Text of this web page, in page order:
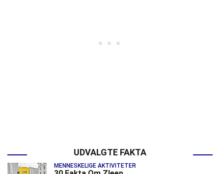
UDVALGTE FAKTA
MENNESKELIGE AKTIVITETER